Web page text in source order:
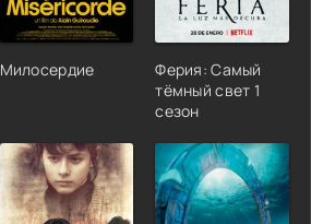
Милосердие
Ферия: Самый
тёмный свет 1
сезон